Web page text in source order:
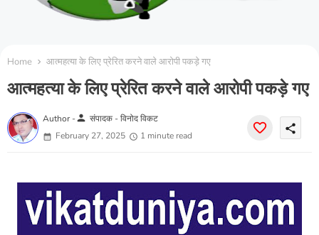
Home आत्महत्या के लिए प्रेरित करने वाले आरोपी पकड़े गए
आत्महत्या के लिए प्रेरित करने वाले आरोपी पकड़े गए
Author -person संपादक - विनोद विकट
February 27, 2025
1 minute read
share